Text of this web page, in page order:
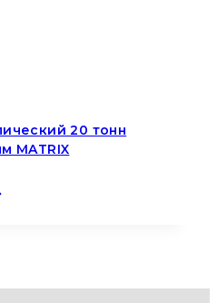
20 тонн
MATRIX